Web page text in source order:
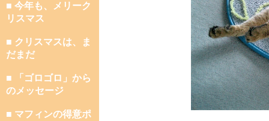
■ 今年も、メリーク
リスマス
■ クリスマスは、ま
だまだ
■ 「ゴロゴロ」から
のメッセージ
■ マフィンの得意ポ